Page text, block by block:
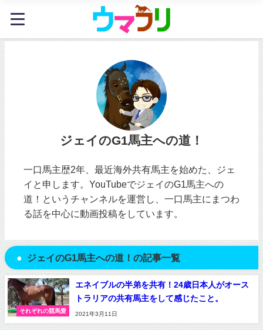
ジェイのG1馬主への道！
一口馬主歴2年、最近海外共有馬主を始めた、ジェ
イと申します。YouTubeでジェイのG1馬主への
道！というチャンネルを運営し、一口馬主にまつわ
る話を中心に動画投稿をしています。
ジェイのG1馬主への道！の記事一覧
それぞれの競馬愛
エネイブルの半弟を共有！24歳日本人がオース
トラリアの共有馬主をして感じたこと。
2021年3月11日